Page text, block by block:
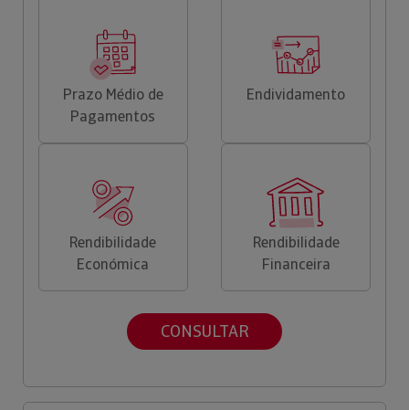
Prazo Médio de
Pagamentos
Endividamento
Rendibilidade
Económica
Rendibilidade
Financeira
CONSULTAR